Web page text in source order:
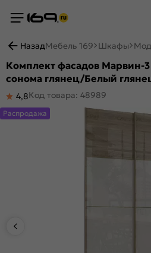
НазадМебель 169 Шкафы
Комплект фасадов Марвин-
сонома глянец/Белый
4,8Код товара: 48989
Распродажа